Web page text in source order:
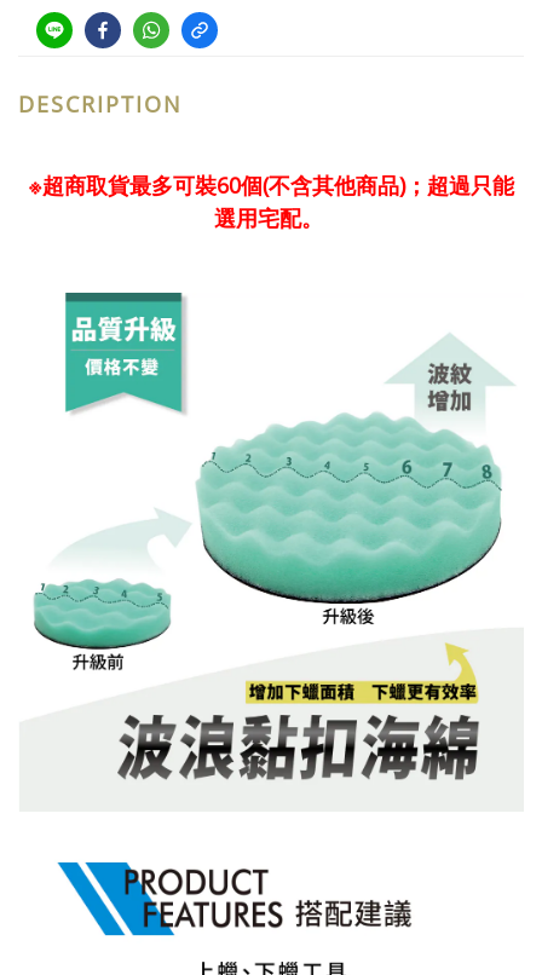
DESCRIPTION
※超商取貨最多可裝60個(不含其他商品)；超過只能
選用宅配。